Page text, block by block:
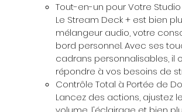
Tout-en-un pour Votre Studio
Le Stream Deck + est bien
mélangeur audio, votre
bord personnel. Avec ses
cadrans personnalisables, il
répondre à vos besoins de
Contrôle Total à Portée de
Lancez des actions, ajustez